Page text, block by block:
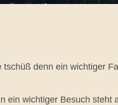
denn ein wichtiger
ein wichtiger Besuch